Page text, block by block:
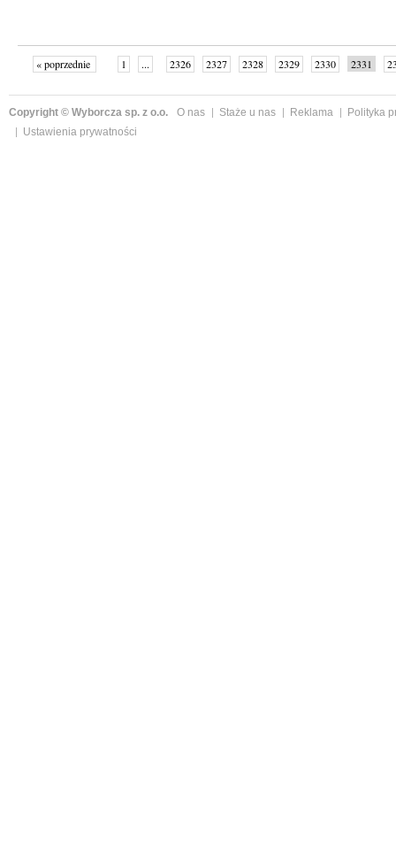
« poprzednie 1 ... 2326 2327 2328 2329 2330 2331
Copyright © Wyborcza sp. z o.o. O nas Staże u nas Reklama
Polityka
Ustawienia prywatności